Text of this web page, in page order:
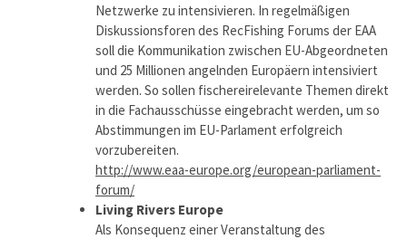
Netzwerke zu intensivieren. In regelmäßigen
Diskussionsforen des RecFishing Forums der EAA
soll die Kommunikation zwischen EU-Abgeordneten
und 25 Millionen angelnden Europäern intensiviert
werden. So sollen fischereirelevante Themen direkt
in die Fachausschüsse eingebracht werden, um so
Abstimmungen im EU-Parlament erfolgreich
vorzubereiten.
http://www.eaa-europe.org/european-parliament-
forum/
Living Rivers Europe
Als Konsequenz einer Veranstaltung des